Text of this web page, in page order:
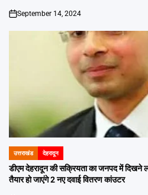
on
September 14, 2024
POSTED
IN
उत्तराखंड देहरादून
डीएम देहरादून की सक्रियता का जनपद में दिखने
तैयार हो जाएंगे 2 नए दवाई वितरण कांउटर